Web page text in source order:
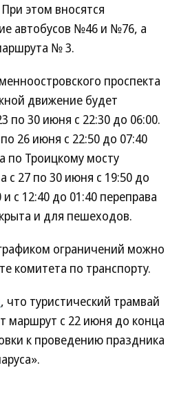
этом вносятся
автобусов №46 и №76, а
№ 3.
проспекта
движение будет
по 30 июня с 22:30 до 06:00.
26 июня с 22:50 до 07:40
по Троицкому мосту
с 27 по 30 июня с 19:50 до
с 12:40 до 01:40 переправа
и для пешеходов.
ограничений можно
комитета по транспорту.
, что туристический трамвай
маршрут с 22 июня до конца
к проведению праздника